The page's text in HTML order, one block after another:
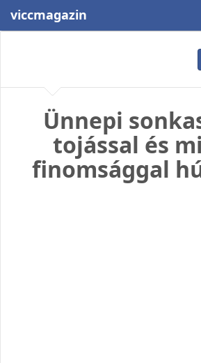
viccmagazin
Ünnepi
tojással és
finomsággal